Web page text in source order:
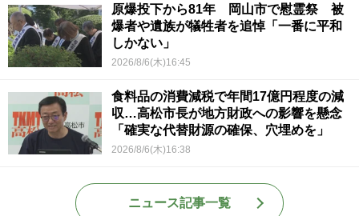
原爆投下から81年 岡山市で慰霊祭 被
爆者や遺族が犠牲者を追悼「一番に平和
しかない」
2026/8/6(木)16:45
食料品の消費減税で年間17億円程度の減
収…高松市長が地方財政への影響を懸念
「確実な代替財源の確保、穴埋めを」
2026/8/6(木)16:38
ニュース記事一覧